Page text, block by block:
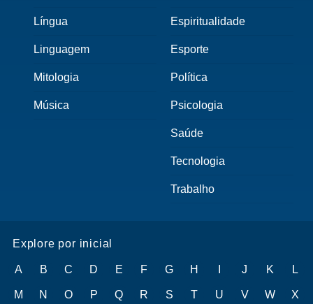
Língua
Linguagem
Mitologia
Música
Espiritualidade
Esporte
Política
Psicologia
Saúde
Tecnologia
Trabalho
Explore por inicial
A B C D E F G H J K L
M N O P Q R S T U V W X